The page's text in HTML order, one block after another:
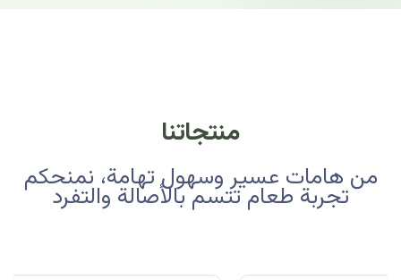
منتجاتنا
من هامات عسير وسهول تهامة، نمنحكم
تجربة طعام تتسم بالأصالة والتفرد